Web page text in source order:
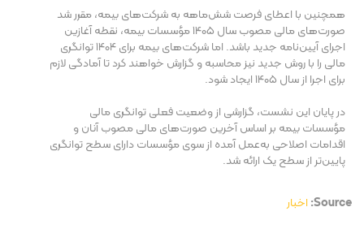
همچنین با اعطای فرصت شش‌ماهه به شرکت‌های بیمه، مقرر شد
صورت‌های مالی مصوب سال ۱۴۰۵ مؤسسات بیمه، نقطه آغازین
اجرای آیین‌نامه جدید باشد. اما شرکت‌های بیمه برای ۱۴۰۴ توانگری
مالی را با روش جدید نیز محاسبه و گزارش خواهند کرد تا آمادگی لازم
برای اجرا از سال ۱۴۰۵ ایجاد شود.
در پایان این نشست، گزارشی از وضعیت فعلی توانگری مالی
مؤسسات بیمه بر اساس آخرین صورت‌های مالی مصوب آنان و
اقدامات اصلاحی به‌عمل آمده از سوی مؤسسات دارای سطح توانگری
پایین‌تر از سطح یک ارائه شد.
Source: اخبار